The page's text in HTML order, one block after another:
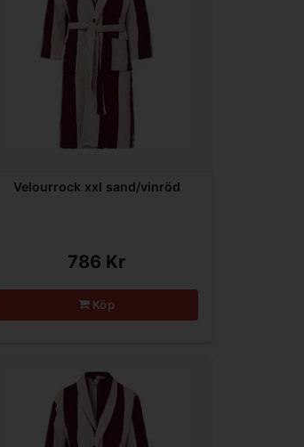
Velourrock xxl sand/vinröd
786 Kr
Köp